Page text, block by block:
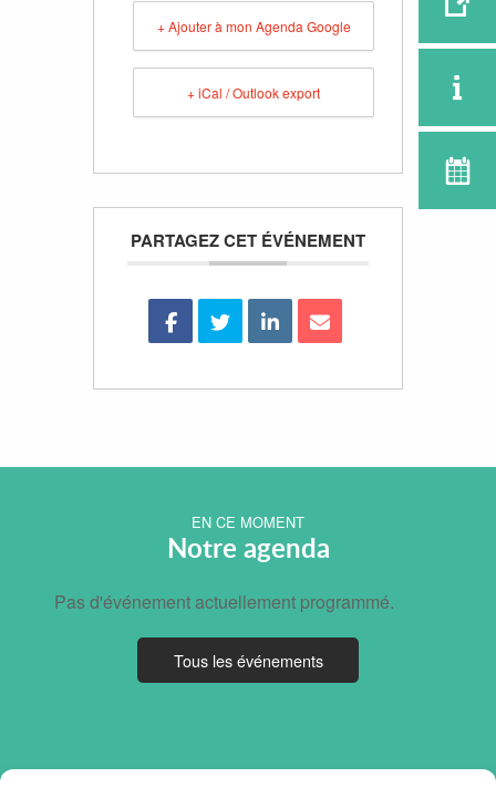
+ Ajouter à mon Agenda Google
+ iCal / Outlook export
PARTAGEZ CET ÉVÉNEMENT
EN CE MOMENT
Notre agenda
Pas d'événement actuellement programmé.
Tous les événements